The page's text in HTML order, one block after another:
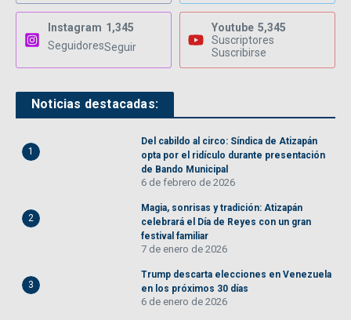
Instagram 1,345
SeguidoresSeguir
Youtube 5,345
Suscriptores
Suscribirse
Noticias destacadas:
1
Del cabildo al circo: Síndica de Atizapán
opta por el ridículo durante presentación
de Bando Municipal
6 de febrero de 2026
2
Magia, sonrisas y tradición: Atizapán
celebrará el Día de Reyes con un gran
festival familiar
7 de enero de 2026
3
Trump descarta elecciones en Venezuela
en los próximos 30 días
6 de enero de 2026